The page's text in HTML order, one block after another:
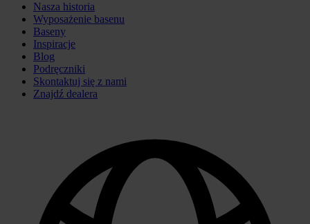
Nasza historia
Wyposażenie basenu
Baseny
Inspiracje
Blog
Podręczniki
Skontaktuj się z nami
Znajdź dealera